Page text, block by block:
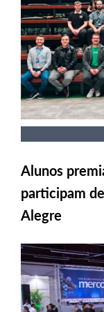
Alunos
participam
Alegre